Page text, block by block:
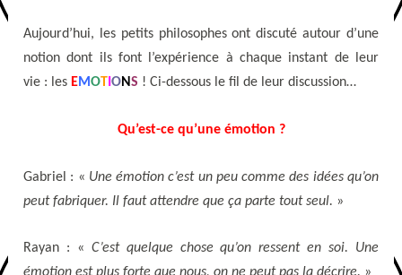
Aujourd’hui, les petits philosophes ont discuté autour d’une
notion dont ils font l’expérience à chaque instant de leur
vie : les EMOTIONS ! Ci-dessous le fil de leur discussion…
Qu’est-ce qu’une émotion ?
Gabriel : « Une émotion c’est un peu comme des idées qu’on
peut fabriquer. Il faut attendre que ça parte tout seul. »
Rayan : « C’est quelque chose qu’on ressent en soi. Une